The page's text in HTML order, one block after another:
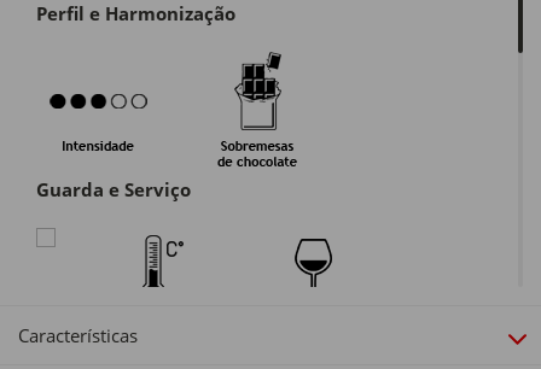
Perfil e Harmonização
Guarda e Serviço
Características